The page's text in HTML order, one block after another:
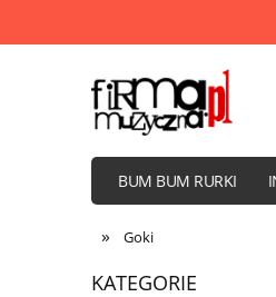
BUM BUM RURKI
WZMACNIACZE I
» Goki
KATEGORIE